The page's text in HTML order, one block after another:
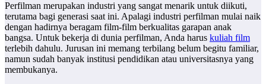
Perfilman merupakan industri yang sangat menarik untuk diikuti,
terutama bagi generasi saat ini. Apalagi industri perfilman mulai naik
dengan hadirnya beragam film-film berkualitas garapan anak
bangsa. Untuk bekerja di dunia perfilman, Anda harus kuliah film
terlebih dahulu. Jurusan ini memang terbilang belum begitu familiar,
namun sudah banyak institusi pendidikan atau universitasnya yang
membukanya.